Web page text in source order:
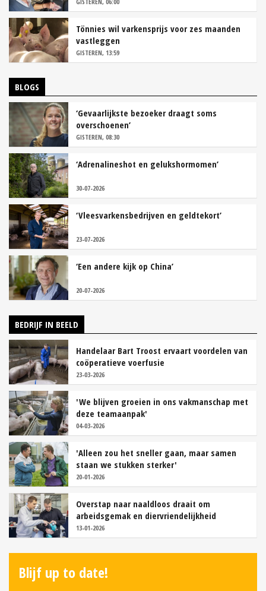
Tönnies wil varkensprijs voor zes maanden
vastleggen
GISTEREN, 13:59
BLOGS
‘Gevaarlijkste bezoeker draagt soms
overschoenen’
GISTEREN, 08:30
‘Adrenalineshot en gelukshormomen’
30-07-2026
‘Vleesvarkensbedrijven en geldtekort’
23-07-2026
‘Een andere kijk op China’
20-07-2026
BEDRIJF IN BEELD
Handelaar Bart Troost ervaart voordelen van
coöperatieve voerfusie
23-03-2026
'We blijven groeien in ons vakmanschap met
deze teamaanpak'
04-03-2026
'Alleen zou het sneller gaan, maar samen
staan we stukken sterker'
20-01-2026
Overstap naar naaldloos draait om
arbeidsgemak en diervriendelijkheid
13-01-2026
Blijf up to date!